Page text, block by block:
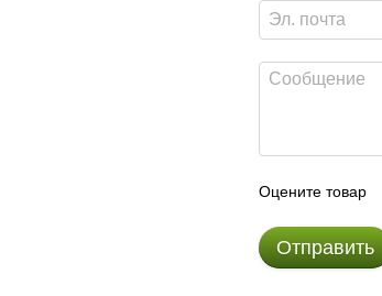
Оцените товар
Отправить